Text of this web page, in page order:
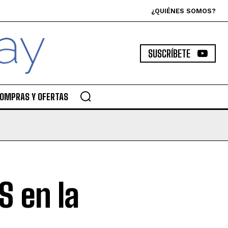
¿QUIÉNES SOMOS?
SUSCRÍBETE
Y OFERTAS
en la